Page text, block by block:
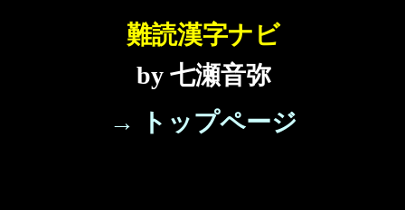
難読漢字ナビ
by 七瀬音弥
→ トップページ